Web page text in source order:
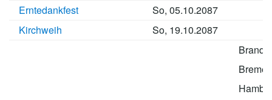
Erntedankfest
So, 05.10.2087
Kirchweih
So, 19.10.2087
Bremen